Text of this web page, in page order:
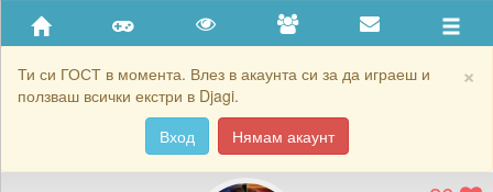
×
Ти си ГОСТ в момента. Влез в акаунта си за да играеш и
ползваш всички екстри в Djagi.
Вход
Нямам акаунт
Приятели
Хронология на игри